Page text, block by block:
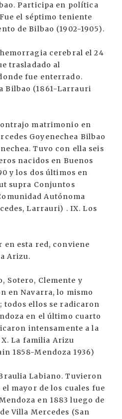
Participa en política
el séptimo teniente
de Bilbao (1902-1905).
cerebral el 24
trasladado al
fue enterrado.
Bilbao (1861-Larrauri
matrimonio en
Goyenechea Bilbao
Tuvo con ella seis
nacidos en Buenos
y los dos últimos en
supra Conjuntos
Autónoma
Larrauri) . IX. Los
en esta red, conviene
Arizu.
Sotero, Clemente y
en Navarra, lo mismo
todos ellos se radicaron
en el último cuarto
intensamente a la
La familia Arizu
1858-Mendoza 1936)
Labiano. Tuvieron
mayor de los cuales fue
en 1883 luego de
Villa Mercedes (San